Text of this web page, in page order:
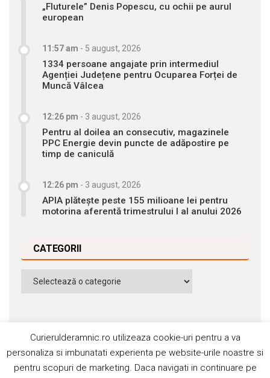
„Fluturele” Denis Popescu, cu ochii pe aurul
european
11:57 am - 5 august, 2026
1334 persoane angajate prin intermediul
Agenției Județene pentru Ocuparea Forței de
Muncă Vâlcea
12:26 pm - 3 august, 2026
Pentru al doilea an consecutiv, magazinele
PPC Energie devin puncte de adăpostire pe
timp de caniculă
12:26 pm - 3 august, 2026
APIA plătește peste 155 milioane lei pentru
motorina aferentă trimestrului I al anului 2026
CATEGORII
Categorii
Curierulderamnic.ro utilizeaza cookie-uri pentru a va
personaliza si imbunatati experienta pe website-urile noastre si
pentru scopuri de marketing. Daca navigati in continuare pe